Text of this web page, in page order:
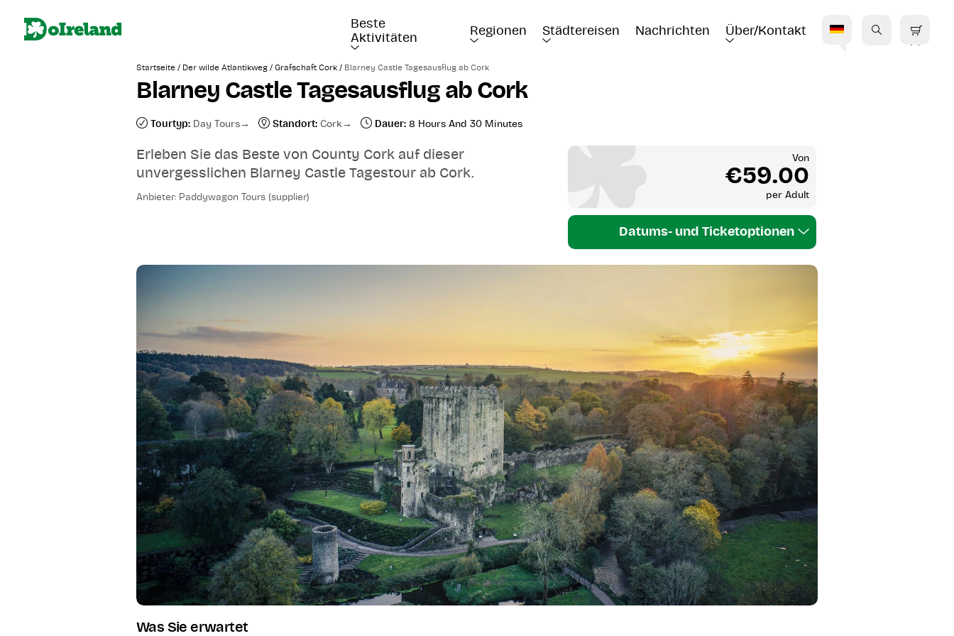
Beste
Aktivitäten
Regionen Städtereisen Nachrichten Über/Kontakt
Startseite / Der wilde Atlantikweg / Grafschaft Cork / Blarney Castle Tagesausflug ab Cork
Blarney Castle Tagesausflug ab Cork
Tourtyp: Day Tours Standort: Cork Dauer: 8 Hours And 30 Minutes
Erleben Sie das Beste von County Cork auf dieser
unvergesslichen Blarney Castle Tagestour ab Cork.
Anbieter: Paddywagon Tours (supplier)
Von
€59.00
per Adult
Datums- und Ticketoptionen
Was Sie erwartet